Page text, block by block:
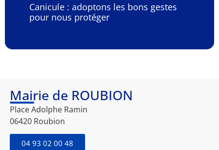
Canicule : adoptons les bons gestes
pour nous protéger
Mairie de ROUBION
Place Adolphe Ramin
06420 Roubion
04 93 02 00 48